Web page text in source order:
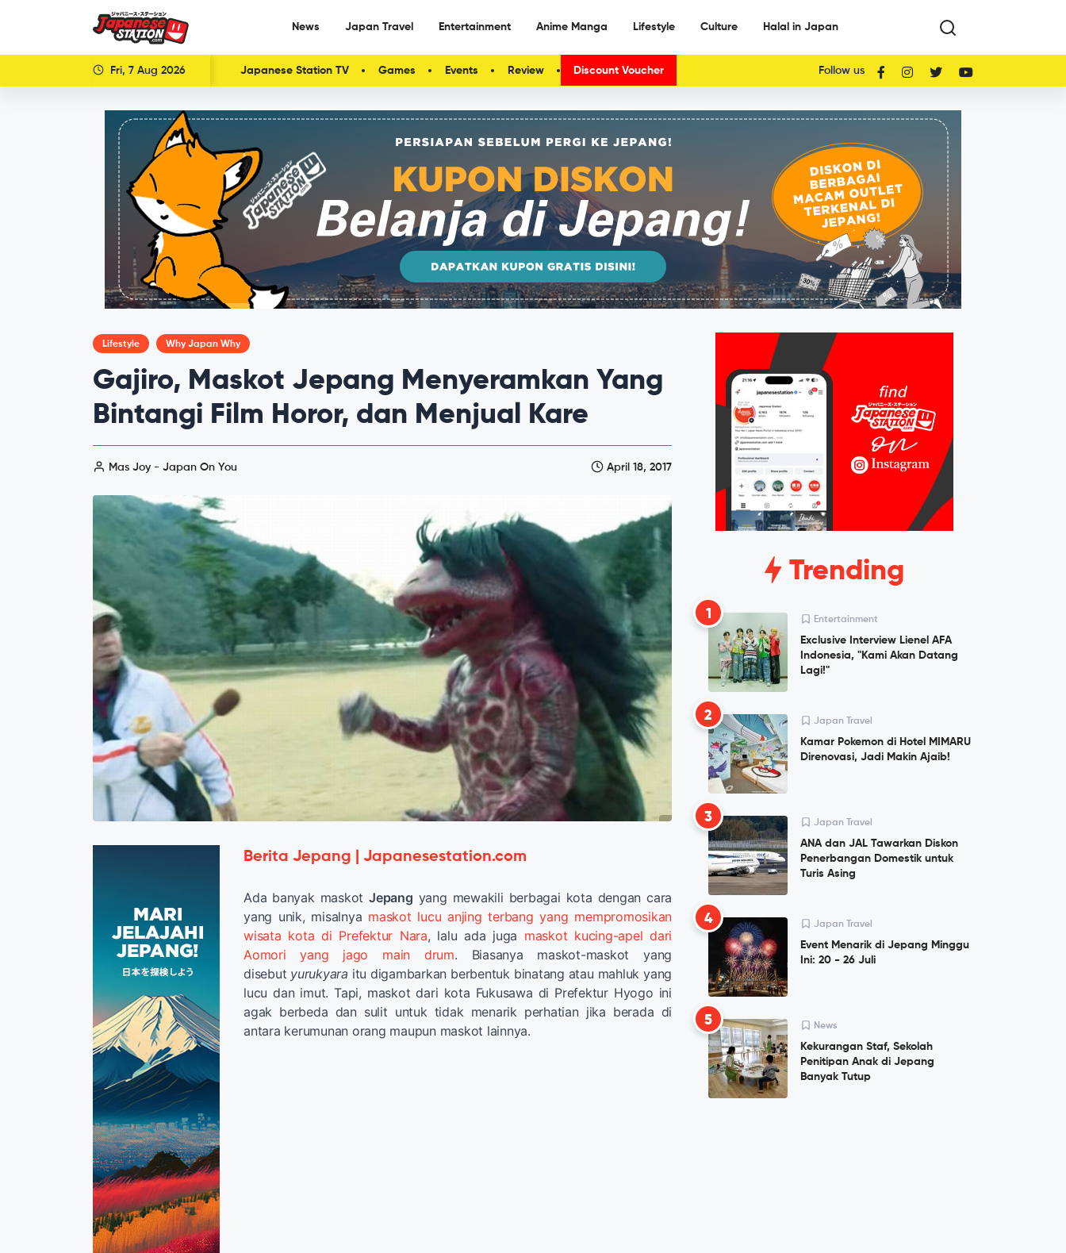
News Japan Travel Entertainment Anime Manga Lifestyle Culture Halal in Japan
Fri, 7 Aug 2026 Japanese Station TV Games Events Review Discount Voucher Follow us
Lifestyle Why Japan Why
Gajiro, Maskot Jepang Menyeramkan Yang
Bintangi Film Horor, dan Menjual Kare
Mas Joy - Japan On You April 18, 2017
Berita Jepang | Japanesestation.com
Ada banyak maskotJepang yang mewakili berbagai kota dengan cara
yang unik, misalnya maskot lucu anjing terbang yang mempromosikan
wisata kota di Prefektur Nara, lalu ada juga maskot kucing-apel dari
Aomori yang jago main drum. Biasanya maskot-maskot yang
disebut yurukyara itu digambarkan berbentuk binatang atau mahluk yang
lucu dan imut. Tapi, maskot dari kota Fukusawa di Prefektur Hyogo ini
agak berbeda dan sulit untuk tidak menarik perhatian jika berada di
antara kerumunan orang maupun maskot lainnya.
Trending
1 Entertainment
Exclusive Interview Lienel AFA
Indonesia, "Kami Akan Datang
Lagi!"
2 Japan Travel
Kamar Pokemon di Hotel MIMARU
Direnovasi, Jadi Makin Ajaib!
3 Japan Travel
ANA dan JAL Tawarkan Diskon
Penerbangan Domestik untuk
Turis Asing
4 Japan Travel
Event Menarik di Jepang Minggu
Ini: 20 - 26 Juli
5 News
Kekurangan Staf, Sekolah
Penitipan Anak di Jepang
Banyak Tutup